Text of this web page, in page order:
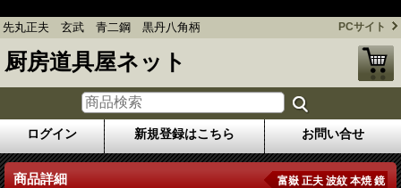
先丸正夫 玄武 青二鋼 黒丹八角柄 PCサイト
厨房道具屋ネット
ログイン 新規登録はこちら お問い合せ
商品詳細 富嶽 正夫 波紋 本焼 鏡